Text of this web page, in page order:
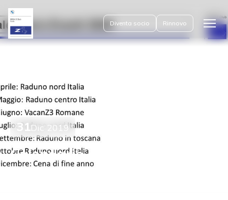
Apri
menu
Diventa socio Rinnovo
31Dic 2019
Calendario eventi 2020